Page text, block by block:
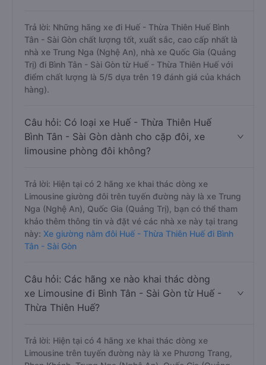
Trả lời: Những hãng xe đi Huế - Thừa Thiên Huế Bình
Tân - Sài Gòn chất lượng tốt, xuất sắc, cao cấp nhất là
nhà xe Trung Nga (Nghệ An), nhà xe Quốc Gia (Quảng
Trị) đi Bình Tân - Sài Gòn từ Huế - Thừa Thiên Huế với
điểm chất lượng là 5/5 dựa trên 19 đánh giá của khách
hàng).
Câu hỏi: Có loại xe Huế - Thừa Thiên Huế
Bình Tân - Sài Gòn dành cho cặp đôi, xe
limousine phòng đôi không?
Trả lời: Hiện tại có 2 hãng xe khai thác dòng xe
Limousine giường đôi trên tuyến đường này là xe Trung
Nga (Nghệ An), Quốc Gia (Quảng Trị), bạn có thể tham
khảo thêm thông tin và đặt vé các nhà xe này tại trang
này: Xe giường nằm đôi Huế - Thừa Thiên Huế đi Bình
Tân - Sài Gòn
Câu hỏi: Các hãng xe nào khai thác dòng
xe Limousine đi Bình Tân - Sài Gòn từ Huế -
Thừa Thiên Huế?
Trả lời: Hiện tại có 4 hãng xe khai thác dòng xe
Limousine trên tuyến đường này là xe Phương Trang,